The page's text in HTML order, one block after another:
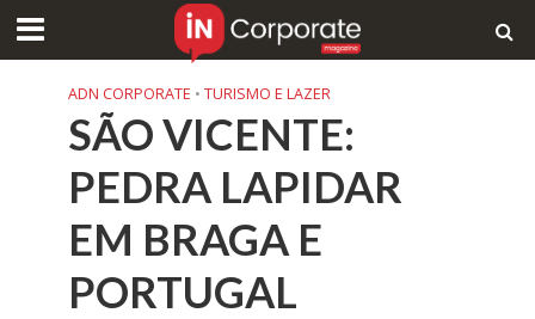
ADN CORPORATE • TURISMO E LAZER
SÃO VICENTE:
PEDRA LAPIDAR
EM BRAGA E
PORTUGAL